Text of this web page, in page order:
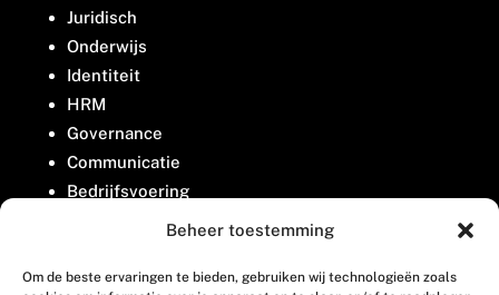
Beheer toestemming
Om de beste ervaringen te bieden, gebruiken wij technologieën zoals
Juridisch
Onderwijs
Identiteit
HRM
Governance
Communicatie
Bedrijfsvoering
Belangenbehartiging